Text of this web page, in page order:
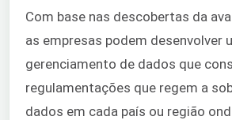
Com base nas descobertas da
as empresas podem desenvolver
gerenciamento de dados que
regulamentações que regem a
dados em cada país ou região